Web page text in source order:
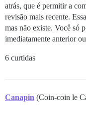
atrás, que é permitir a
revisão mais recente.
mas não existe. Você só
imediatamente anterior
6 curtidas
Canapin (Coin-coin le